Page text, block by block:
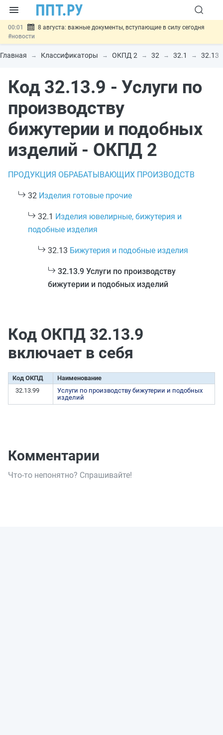
00:01
8 августа: важные документы, вступающие в силу сегодня
#новости
07.08 Подписан закон о блокировке продажи опасных товаров через
«Честный знак»#новости
07.08
Госпошлину за устранение ошибок в документах предлагают
отменить #новости
отношений#новости
Главная Классификаторы ОКПД 2 32 32.1 32.13
Код 32.13.9 - Услуги по
производству
бижутерии и подобных
изделий - ОКПД 2
ПРОДУКЦИЯ ОБРАБАТЫВАЮЩИХ ПРОИЗВОДСТВ
32 Изделия готовые прочие
32.1 Изделия ювелирные, бижутерия и
подобные изделия
32.13 Бижутерия и подобные изделия
32.13.9 Услуги по производству
бижутерии и подобных изделий
Код ОКПД 32.13.9
включает в себя
Код ОКПД
Наименование
32.13.99
Услуги по производству бижутерии и подобных
изделий
Комментарии
Что-то непонятно? Спрашивайте!